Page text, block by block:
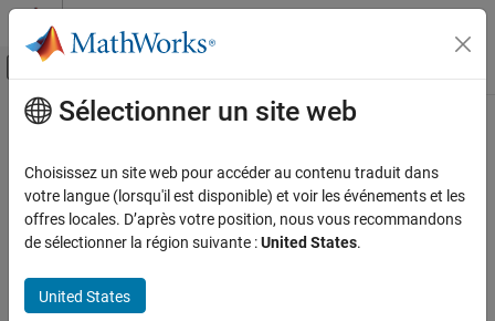
Passer au contenu
Activer/désactiver l'affichage du menu
Accueil de la documentation
Stateflow
Programmation de diagramme
Syntaxe des états et transitions
Syntaxe du langage d’action
Contenu principal
falling
Détecter un front descendant dans les données depuis le dernier
pas de temps dans un diagramme Stateflow
Depuis R2021b
Syntaxe
Sélectionner un site web
Choisissez un site web pour accéder au contenu traduit dans
votre langue (lorsqu'il est disponible) et voir les événements et les
offres locales. D’après votre position, nous vous recommandons
de sélectionner la région suivante :United States.
United States